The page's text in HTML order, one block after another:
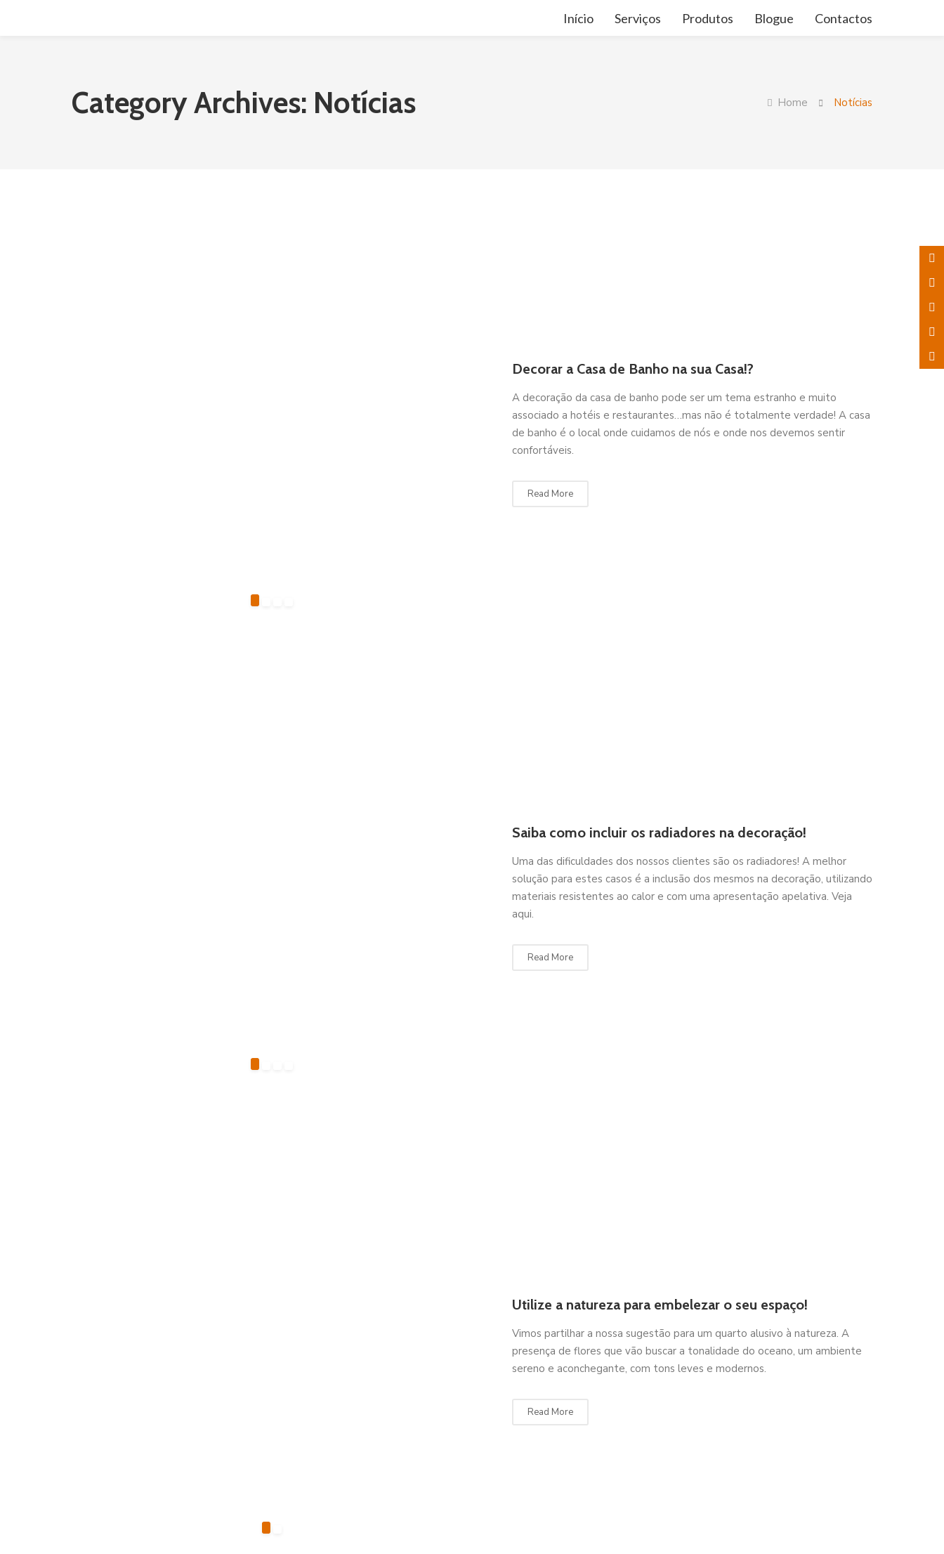
Início Serviços Produtos Blogue Contactos
Category Archives: Notícias Home Notícias
Decorar a Casa de Banho na sua Casa!?
A decoração da casa de banho pode ser um tema estranho e muito
associado a hotéis e restaurantes…mas não é totalmente verdade! A casa
de banho é o local onde cuidamos de nós e onde nos devemos sentir
confortáveis.
Read More
Saiba como incluir os radiadores na decoração!
Uma das dificuldades dos nossos clientes são os radiadores! A melhor
solução para estes casos é a inclusão dos mesmos na decoração, utilizando
materiais resistentes ao calor e com uma apresentação apelativa. Veja
aqui.
Read More
Utilize a natureza para embelezar o seu espaço!
Vimos partilhar a nossa sugestão para um quarto alusivo à natureza. A
presença de flores que vão buscar a tonalidade do oceano, um ambiente
sereno e aconchegante, com tons leves e modernos.
Read More